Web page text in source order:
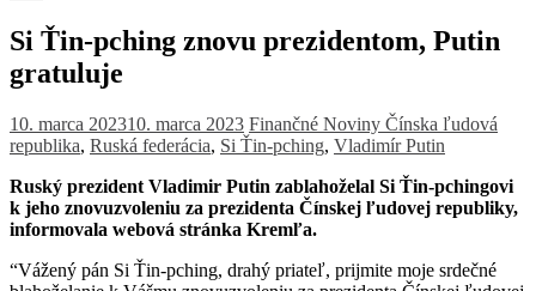
Si Ťin-pching znovu prezidentom, Putin
gratuluje
10. marca 202310. marca 2023 Finančné Noviny Čínska ľudová
republika, Ruská federácia, Si Ťin-pching, Vladimír Putin
Ruský prezident Vladimir Putin zablahoželal Si Ťin-pchingovi
k jeho znovuzvoleniu za prezidenta Čínskej ľudovej republiky,
informovala webová stránka Kremľa.
“Vážený pán Si Ťin-pching, drahý priateľ, prijmite moje srdečné